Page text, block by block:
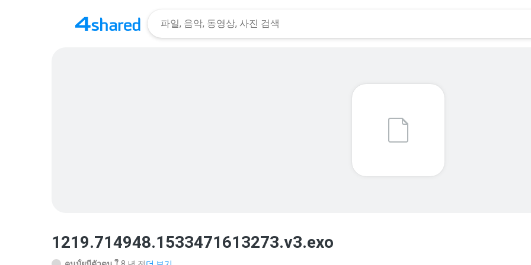
1219.714948.1533471613273.v3.exo